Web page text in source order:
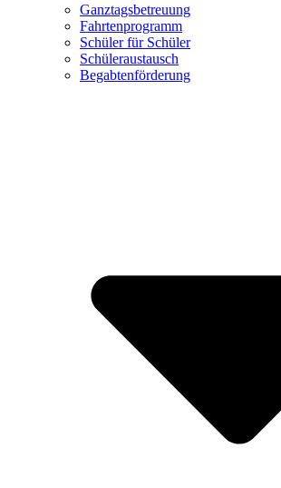
Ganztagsbetreuung
Fahrtenprogramm
Schüler für Schüler
Schüleraustausch
Begabtenförderung